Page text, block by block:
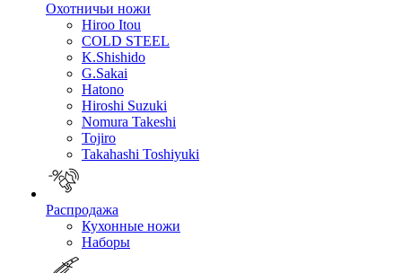
Охотничьи ножи
Hiroo Itou
COLD STEEL
K.Shishido
G.Sakai
Hatono
Hiroshi Suzuki
Nomura Takeshi
Tojiro
Takahashi Toshiyuki
Распродажа
Кухонные ножи
Наборы